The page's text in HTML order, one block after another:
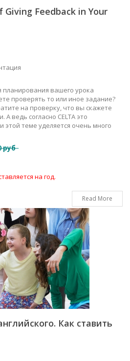
Feedback in Your
планирования вашего урока
проверять то или иное задание?
на проверку, что вы скажете
ведь согласно CELTA это
этой теме уделяется очень много
руб
на год.
Read More
Как ставить